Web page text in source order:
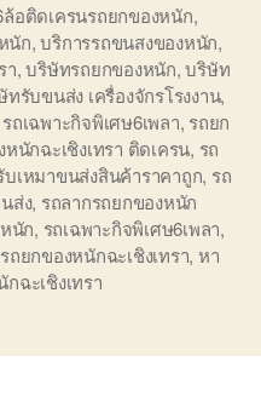
ล้อติดเครนรถยกของหนัก,
นัก,บริการรถขนสงของหนัก,
า,บริษัทรถยกของหนัก,บริษัท
ทรับขนส่ง เครื่องจักรโรงงาน,
ถเฉพาะกิจพิเศษ6เพลา, รถยก
หนักฉะเชิงเทรา ติดเครน, รถ
เหมาขนส่งสินค้าราคาถูก, รถ
ส่ง, รถลากรถยกของหนัก
นัก, รถเฉพาะกิจพิเศษ6เพลา,
ถยกของหนักฉะเชิงเทรา, หา
ฉะเชิงเทรา